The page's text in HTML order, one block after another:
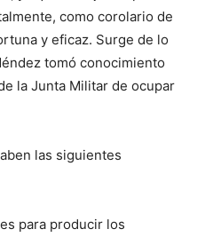
como corolario de
y eficaz. Surge de lo
tomó conocimiento
la Junta Militar de ocupar
las siguientes
para producir los